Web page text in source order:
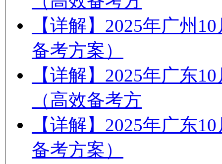
【详解】2025年广州
备考方案）
【详解】2025年广东
（高效备考方
【详解】2025年广东
备考方案）